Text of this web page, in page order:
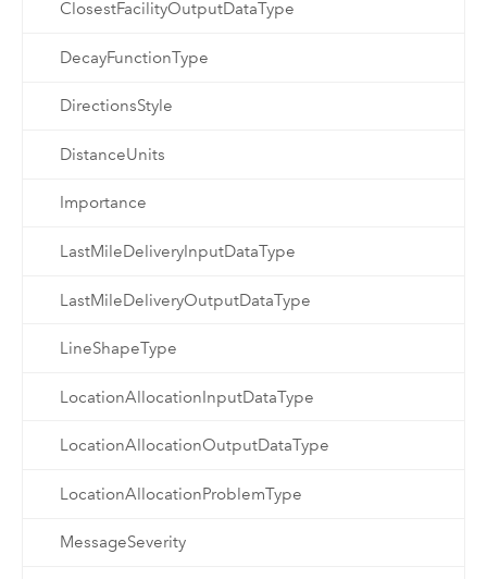
ClosestFacilityOutputDataType
DecayFunctionType
DirectionsStyle
DistanceUnits
Importance
LastMileDeliveryInputDataType
LastMileDeliveryOutputDataType
LineShapeType
LocationAllocationInputDataType
LocationAllocationOutputDataType
LocationAllocationProblemType
MessageSeverity